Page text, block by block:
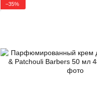
−35%